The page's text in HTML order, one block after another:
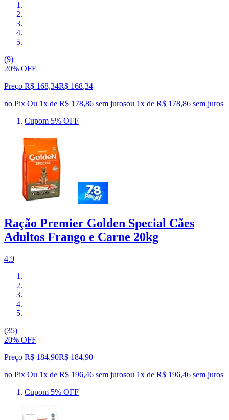
(9)
20% OFF
Preço R$ 168,34R$ 168,34
no Pix Ou 1x de R$ 178,86 sem jurosou 1x de R$ 178,86 sem juros
Cupom 5% OFF
Ração Premier Golden Special Cães
Adultos Frango e Carne 20kg
4.9
(35)
20% OFF
Preço R$ 184,90R$ 184,90
no Pix Ou 1x de R$ 196,46 sem jurosou 1x de R$ 196,46 sem juros
Cupom 5% OFF